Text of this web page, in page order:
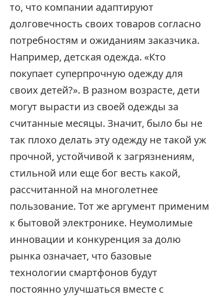
то, что компании адаптируют
долговечность своих товаров согласно
потребностям и ожиданиям заказчика.
Например, детская одежда. «Кто
покупает суперпрочную одежду для
своих детей?». В разном возрасте, дети
могут вырасти из своей одежды за
считанные месяцы. Значит, было бы не
так плохо делать эту одежду не такой уж
прочной, устойчивой к загрязнениям,
стильной или еще бог весть какой,
рассчитанной на многолетнее
пользование. Тот же аргумент применим
к бытовой электронике. Неумолимые
инновации и конкуренция за долю
рынка означает, что базовые
технологии смартфонов будут
постоянно улучшаться вместе с